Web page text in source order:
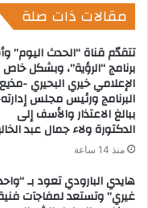
مقالات ذات صلة
تتقدّم قناة “الحدث اليوم”
برنامج “الرؤية”، وبشكل خاص
الإعلامي خيري البحيري -مذيع
البرنامج ورئيس مجلس
ببالغ الاعتذار والأسف إلى
الدكتورة ولاء جمال عبد
منذ 14 ساعة
هايدي البارودي تعود بـ
غيري” وتستعد لمفاجآت